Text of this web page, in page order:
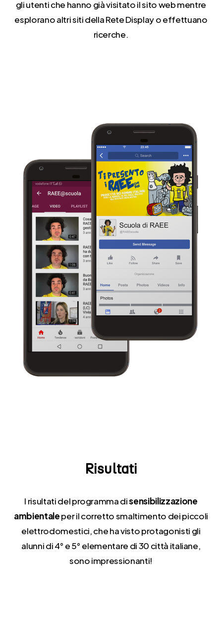
gli utenti che hanno già visitato il sito web mentre
esplorano altri siti della Rete Display o effettuano
ricerche.
Risultati
I risultati del programma disensibilizzazione
ambientaleper il corretto smaltimento dei piccoli
elettrodomestici, che ha visto protagonisti gli
alunni di 4° e 5° elementare di 30 città italiane,
sono impressionanti!